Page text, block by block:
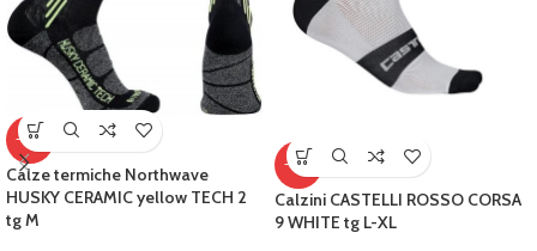
-10%
Calze termiche Northwave
HUSKY CERAMIC yellow TECH 2
tg M
-10%
Calzini CASTELLI ROSSO CORSA
9 WHITE tg L-XL